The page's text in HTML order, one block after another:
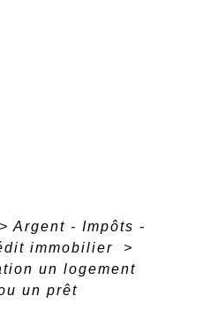
> Argent - Impôts -
immobilier
>
un logement
un prêt